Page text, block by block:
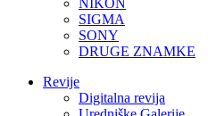
NIKON
SIGMA
SONY
DRUGE ZNAMKE
Revije
Digitalna revija